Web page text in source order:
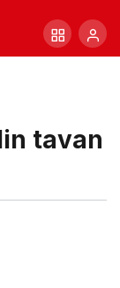
tavan
Kayıtlar